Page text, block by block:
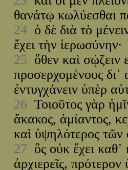
θανάτῳ κωλύεσθαι
24 ὁ δὲ διὰ τὸ
ἔχει τὴν ἱερωσύνην·
25 ὅθεν καὶ σῴζειν
προσερχομένους
ἐντυγχάνειν ὑπὲρ
26 Τοιοῦτος γὰρ
ἄκακος, ἀμίαντος,
καὶ ὑψηλότερος τῶν
27 ὃς οὐκ ἔχει
ἀρχιερεῖς,